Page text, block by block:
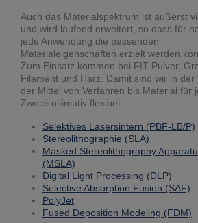
Auch das Materialspektrum ist äußerst
und wird laufend erweitert, so dass für
jede Anwendung die passenden
Materialeigenschaften erzielt werden
Zum Einsatz kommen bei FIT Pulver,
Filament und Harz. Damit sind wir in der
der Mittel von Verfahren bis Material für
Zweck ultimativ flexibel.
Selektives Lasersintern (PBF-LB/P)
Stereolithographie (SLA)
Masked Stereolithography
(MSLA)
Digital Light Processing (DLP)
Selective Absorption Fusion (SAF)
PolyJet
Fused Deposition Modeling (FDM)